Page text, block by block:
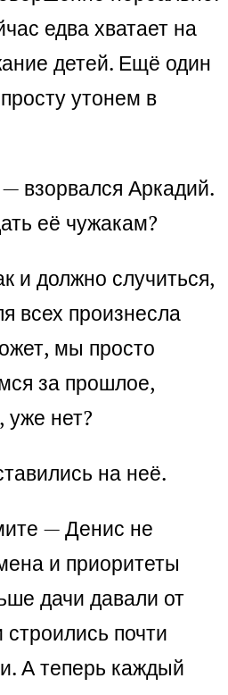
едва хватает на
детей. Ещё один
утонем в
взорвался Аркадий.
её чужакам?
и должно случиться,
всех произнесла
мы просто
за прошлое,
уже нет?
на неё.
— Денис не
и приоритеты
дачи давали от
почти
А теперь каждый